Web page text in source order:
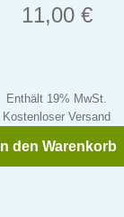
11,00 €
Enthält 19% MwSt.
Kostenloser Versand
In den Warenkorb